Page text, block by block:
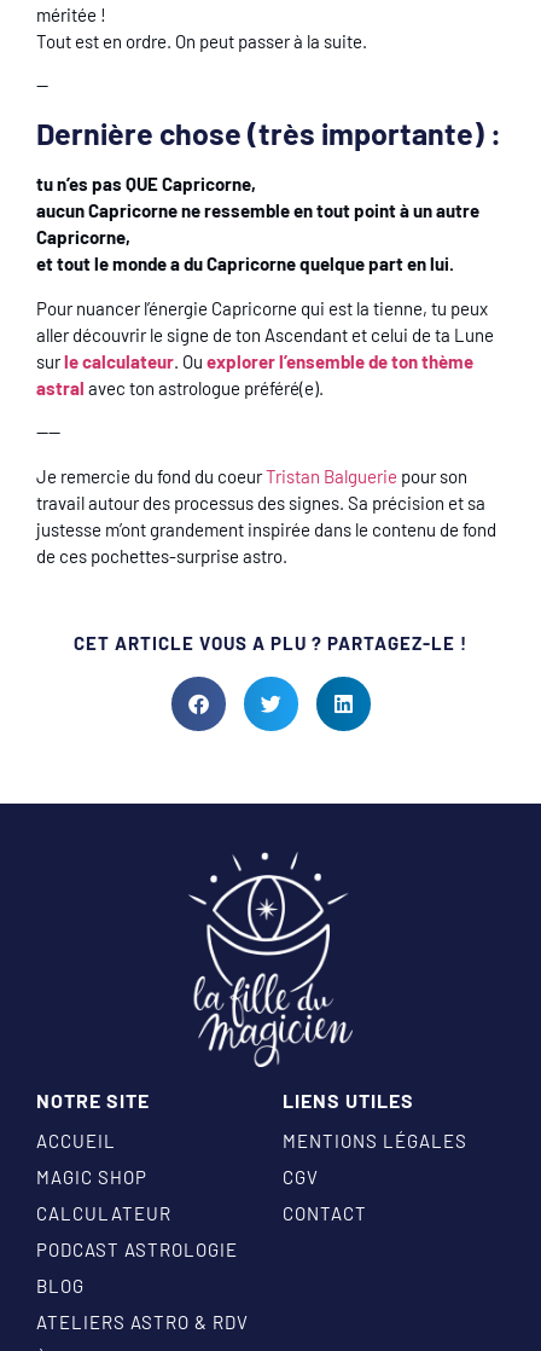
méritée !
Tout est en ordre. On peut passer à la suite.
—
Dernière chose (très importante) :
tu n’es pas QUE Capricorne,
aucun Capricorne ne ressemble en tout point à un autre
Capricorne,
et tout le monde a du Capricorne quelque part en lui.
Pour nuancer l’énergie Capricorne qui est la tienne, tu peux
aller découvrir le signe de ton Ascendant et celui de ta Lune
surle calculateur. Ou explorer l’ensemble de ton thème
astral avec ton astrologue préféré(e).
——
Je remercie du fond du coeurTristan Balguerie pour son
travail autour des processus des signes. Sa précision et sa
justesse m’ont grandement inspirée dans le contenu de fond
de ces pochettes-surprise astro.
CET ARTICLE VOUS A PLU ? PARTAGEZ-LE !
NOTRE SITE
ACCUEIL
MAGIC SHOP
CALCULATEUR
PODCAST ASTROLOGIE
BLOG
ATELIERS ASTRO & RDV
LIENS UTILES
MENTIONS LÉGALES
CGV
CONTACT